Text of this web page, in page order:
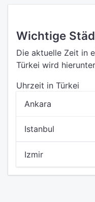
Wichtige
Die aktuelle Zeit in
Türkei wird
Uhrzeit in Türkei
Ankara
Istanbul
Izmir